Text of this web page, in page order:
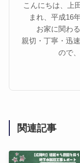
こんにちは、上
まれ、平成16
お家に関わ
親切・丁寧・迅
ので
関連記事